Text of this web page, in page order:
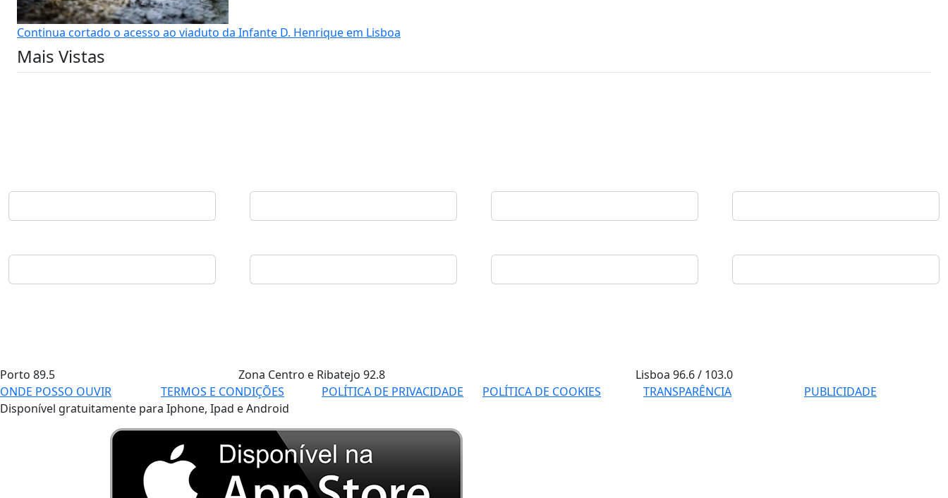
Continua cortado o acesso ao viaduto da Infante D. Henrique em Lisboa
Mais Vistas
Porto 89.5 Zona Centro e Ribatejo 92.8 Lisboa96.6 / 103.0
ONDE POSSO OUVIR
TERMOS E CONDIÇÕES POLÍTICA DE PRIVACIDADE POLÍTICA DE COOKIES TRANSPARÊNCIA
PUBLICIDADE
Disponível gratuitamente para Iphone, Ipad e Android